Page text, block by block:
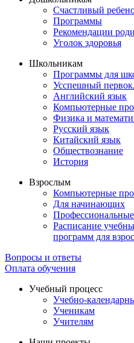
Счастливый
Программы
Рекомендации
Уголок здоровья
Школьникам
Программы для
Усспешный
Английский язык
Компьютерные
Физика и
Русский язык
Китайский язык
Обществознание
История
Взрослым
Компьютерные
Для начинающих
Расписание
программ для
Вопросы и ответы
Оплата обучения
Учебный процесс
Учебно-
Ученикам
Учителям